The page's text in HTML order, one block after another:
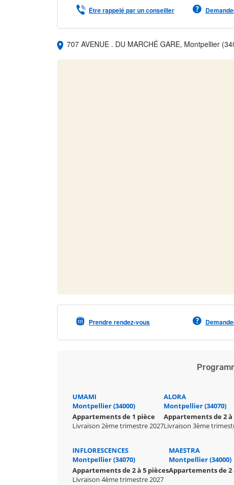
Être rappelé par un conseiller
707 AVENUE . DU MARCHÉ GARE, Montpellier
Prendre rendez-vous
UMAMI
Montpellier (34000)
Appartements de 1 pièce
Livraison 2ème trimestre 2027
ALORA
Montpellier (34070)
Appartements de 2 à
Livraison 3ème
INFLORESCENCES
Montpellier (34070)
Appartements de 2 à 5 pièces
Livraison 4ème trimestre 2027
MAESTRA
Montpellier (34000)
Appartements de 2